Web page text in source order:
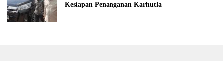
Kesiapan Penanganan Karhutla